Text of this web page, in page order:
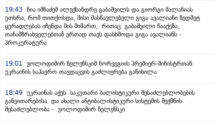
19:43 ნია იმნაძემ ალექსანდრე გაბაშვილს და გიორგი მალანიას
უთხრა, რომ თითქოსდა, მისი მასწავლებელი გიგა ავალიანი ზედმეტ
ყურადღებას იჩენდა მის მიმართ, რითაც გაბაშვილი წააქეზა,
თანამზრახველებთან ერთად თავს დასხმოდა გიგა ავალიანს -
პროკურატურა
19:01 ვოლოდიმირ ზელენსკიმ ნორვეგიის პრემიერ-მინისტრთან
უკრაინის საჰაერო თავდაცვის გაძლიერება განიხილა
18:49 უკრაინას აქვს საკუთარი ბალისტიკური შესაძლებლობების
განვითარებისა და ახალი ანტიბალისტიკური სისტემის შექმნის
შესაძლებლობა - ვოლოდიმირ ზელენსკი